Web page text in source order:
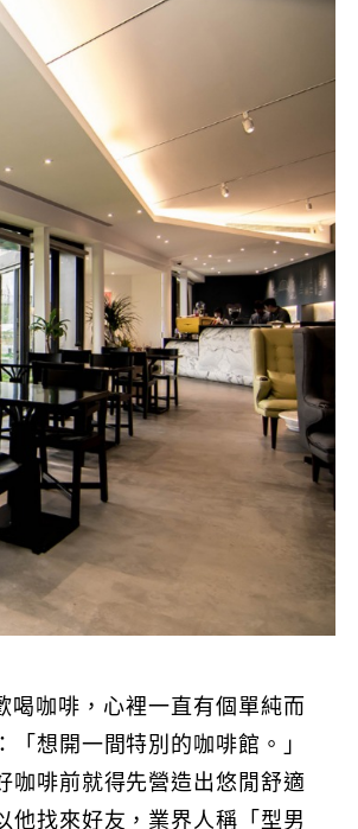
喝咖啡，心裡一直有個單純而
「想開一間特別的咖啡館。」
咖啡前就得先營造出悠閒舒適
他找來好友，業界人稱「型男